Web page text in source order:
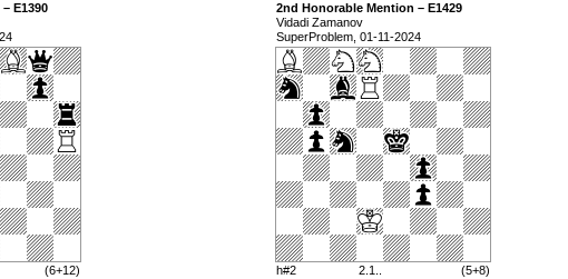
E1390
(6+12)
2nd Honorable Mention – E1429
Vidadi Zamanov
SuperProblem, 01-11-2024
h#2 2.1.. (5+8)